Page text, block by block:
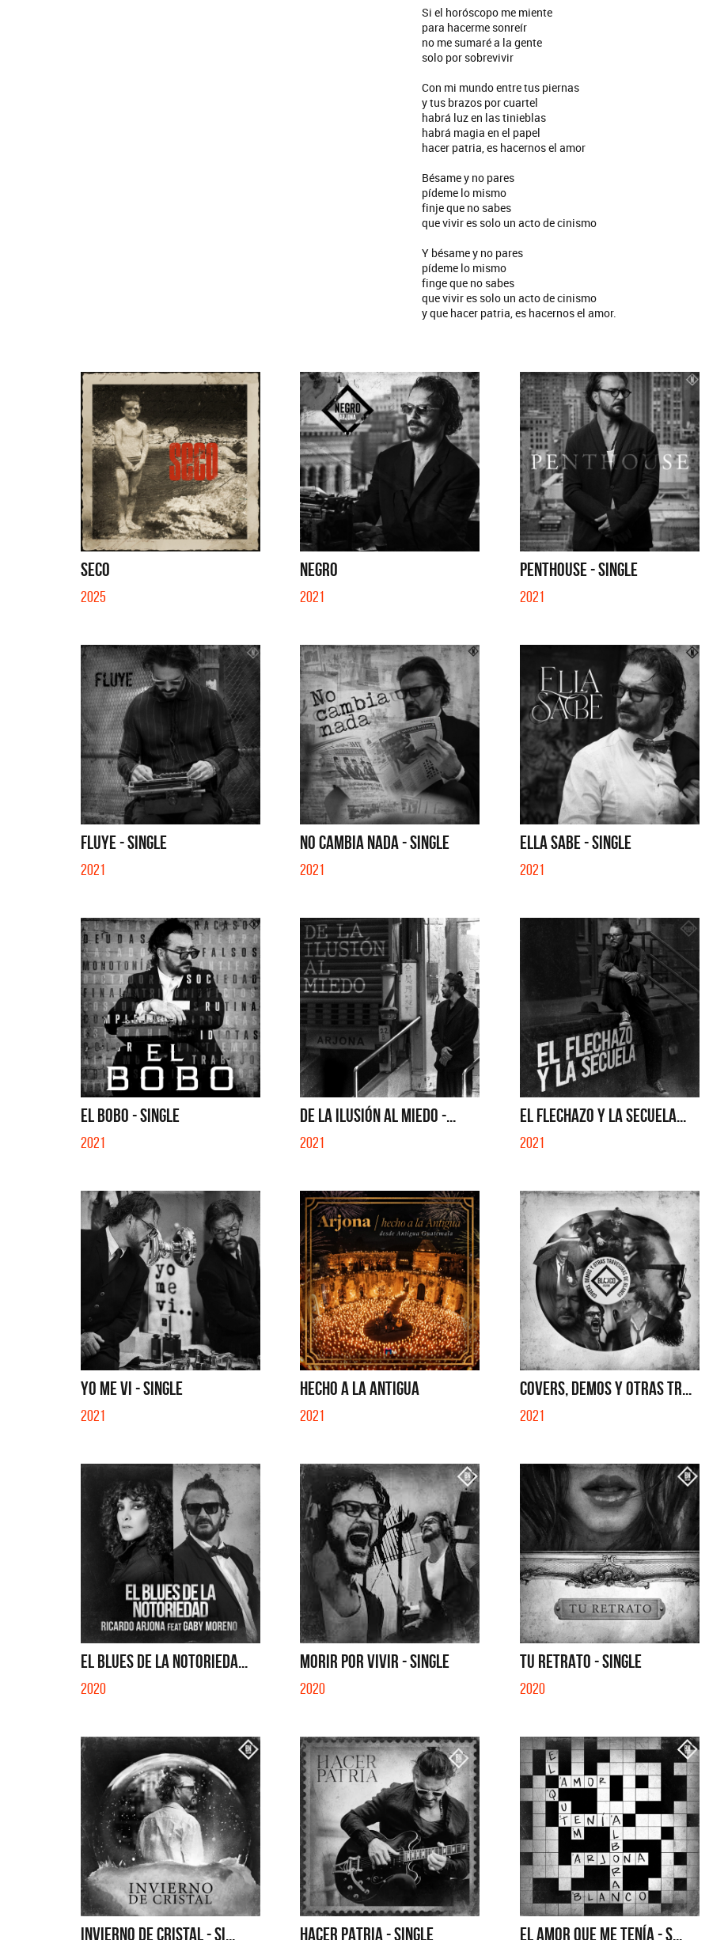
Si el horóscopo me miente
para hacerme sonreír
no me sumaré a la gente
solo por sobrevivir
Con mi mundo entre tus piernas
y tus brazos por cuartel
habrá luz en las tinieblas
habrá magia en el papel
hacer patria, es hacernos el amor
Bésame y no pares
pídeme lo mismo
finje que no sabes
que vivir es solo un acto de cinismo
Y bésame y no pares
pídeme lo mismo
finge que no sabes
que vivir es solo un acto de cinismo
y que hacer patria, es hacernos el amor.
SECO
2025
NEGRO
2021
PENTHOUSE - SINGLE
2021
FLUYE - SINGLE
2021
NO CAMBIA NADA - SINGLE
2021
ELLA SABE - SINGLE
2021
EL BOBO - SINGLE
2021
DE LA ILUSIÓN AL MIEDO -...
2021
EL FLECHAZO Y LA SECUELA...
2021
YO ME VI - SINGLE
2021
HECHO A LA ANTIGUA
2021
COVERS, DEMOS Y OTRAS TR...
2021
EL BLUES DE LA NOTORIEDA...
2020
MORIR POR VIVIR - SINGLE
2020
TU RETRATO - SINGLE
2020
INVIERNO DE CRISTAL - SI... HACER PATRIA - SINGLE EL AMOR QUE ME TENÍA - S...
La Muela y Sus Amigos La Joaqui